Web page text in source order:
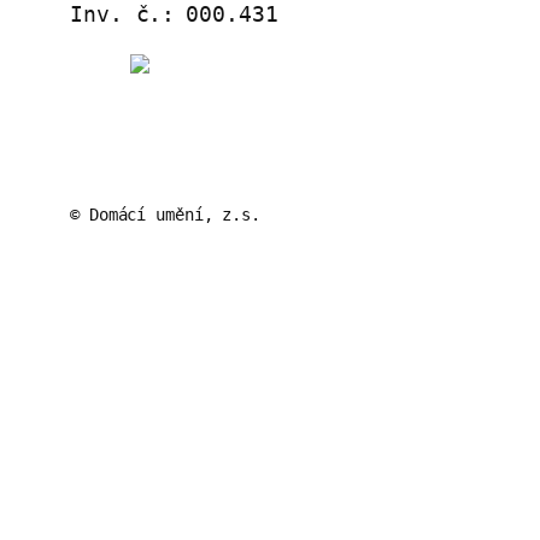
Inv. č.: 000.431
© Domácí umění, z.s.